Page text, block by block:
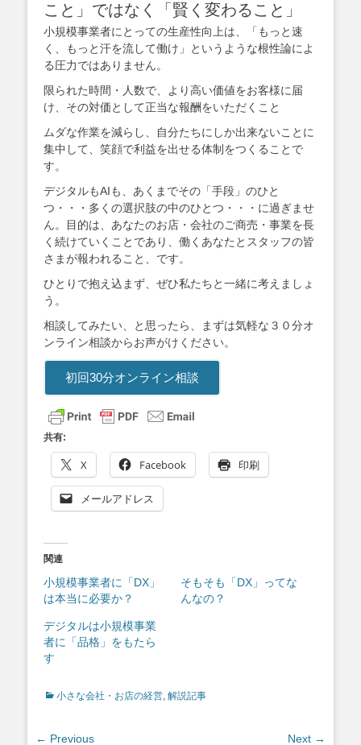
こと」ではなく「賢く変わること」
小規模事業者にとっての生産性向上は、「もっと速
く、もっと汗を流して働け」というような根性論によ
る圧力ではありません。
限られた時間・人数で、より高い価値をお客様に届
け、その対価として正当な報酬をいただくこと
ムダな作業を減らし、自分たちにしか出来ないことに
集中して、笑顔で利益を出せる体制をつくることで
す。
デジタルもAIも、あくまでその「手段」のひと
つ・・・多くの選択肢の中のひとつ・・・に過ぎませ
ん。目的は、あなたのお店・会社のご商売・事業を長
く続けていくことであり、働くあなたとスタッフの皆
さまが報われること、です。
ひとりで抱え込まず、ぜひ私たちと一緒に考えましょ
う。
相談してみたい、と思ったら、まずは気軽な３０分オ
ンライン相談からお声がけください。
初回30分オンライン相談
共有:
X Facebook 印刷
メールアドレス
関連
小規模事業者に「DX」
は本当に必要か？
そもそも「DX」ってな
んなの？
デジタルは小規模事業
者に「品格」をもたら
す
Categories
小さな会社・お店の経営, 解説記事
投
← Previous Next →